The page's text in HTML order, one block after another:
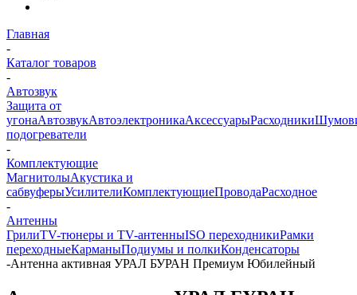
Главная
-
Каталог товаров
-
Автозвук
Защита от
угонаАвтозвукАвтоэлектроникаАксессуарыРасходники
подогреватели
-
Комплектующие
МагнитолыАкустика и
сабвуферыУсилителиКомплектующиеПроводаРасходное
-
Антенны
ГрилиTV-тюнеры и TV-антенныISO переходникиРамки
переходныеКарманыПодиумы и полкиКонденсаторы
-Антенна активная УРАЛ БУРАН Премиум Юбилейный